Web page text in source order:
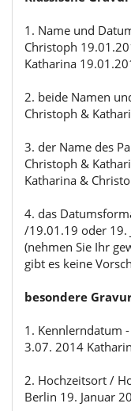
1. Name und
Christoph
Katharina
2. beide Namen
Christoph &
3. der Name des
Christoph &
Katharina &
4. das
/19.01.19 oder 19.
(nehmen Sie Ihr
gibt es keine
besondere
1. Kennlerndatum
3.07. 2014
2. Hochzeitsort /
Berlin 19. Januar